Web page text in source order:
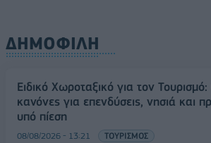
ΔΗΜΟΦΙΛΗ
Ειδικό Χωροταξικό για τον Τουρισμό:
κανόνες για επενδύσεις, νησιά και
υπό πίεση
08/08/2026 - 13:21 ΤΟΥΡΙΣΜΟΣ